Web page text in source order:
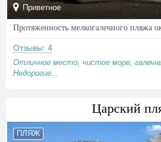
Приветное
Протяженность мелкогалечного пляжа
Отзывы: 4
Отличное место, чистое море,
Недорогие...
Царский
ПЛЯЖ